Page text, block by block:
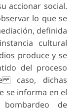
accionar social.
lo que se
definida
cultural
produce y se
del proceso
caso, dichas
se informa en el
de